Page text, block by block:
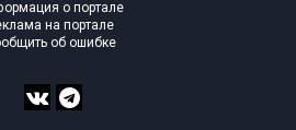
о портале
на портале
об ошибке